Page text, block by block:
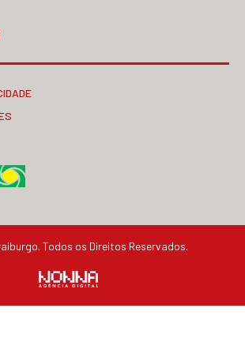
Todos os Direitos Reservados.